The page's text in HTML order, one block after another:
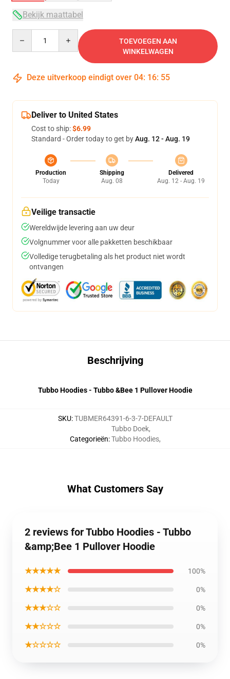
Bekijk maattabel
TOEVOEGEN AAN
WINKELWAGEN
Deze uitverkoop eindigt over 04: 16: 54
Deliver to United States
Cost to ship:$6.99
Standard - Order today to get byAug. 12 - Aug. 19
Production
Today
Shipping
Aug. 08
Delivered
Aug. 12 - Aug. 19
Veilige transactie
Wereldwijde levering aan uw deur
Volgnummer voor alle pakketten beschikbaar
Volledige terugbetaling als het product niet wordt
ontvangen
Beschrijving
Tubbo Hoodies - Tubbo &Bee 1 Pullover Hoodie
SKU:TUBMER64391-6-3-7-DEFAULT
Categorieën:
Tubbo Doek,
Tubbo Hoodies,
What Customers Say
2 reviews for Tubbo Hoodies - Tubbo
&amp;Bee 1 Pullover Hoodie
★★★★★ 100%
★★★★☆ 0%
★★★☆☆ 0%
★★☆☆☆ 0%
★☆☆☆☆ 0%